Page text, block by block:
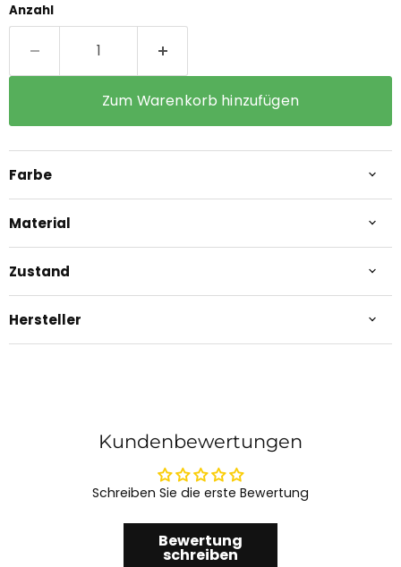
Anzahl
Zum Warenkorb hinzufügen
Farbe
Material
Zustand
Hersteller
Kundenbewertungen
Schreiben Sie die erste Bewertung
Bewertung
schreiben